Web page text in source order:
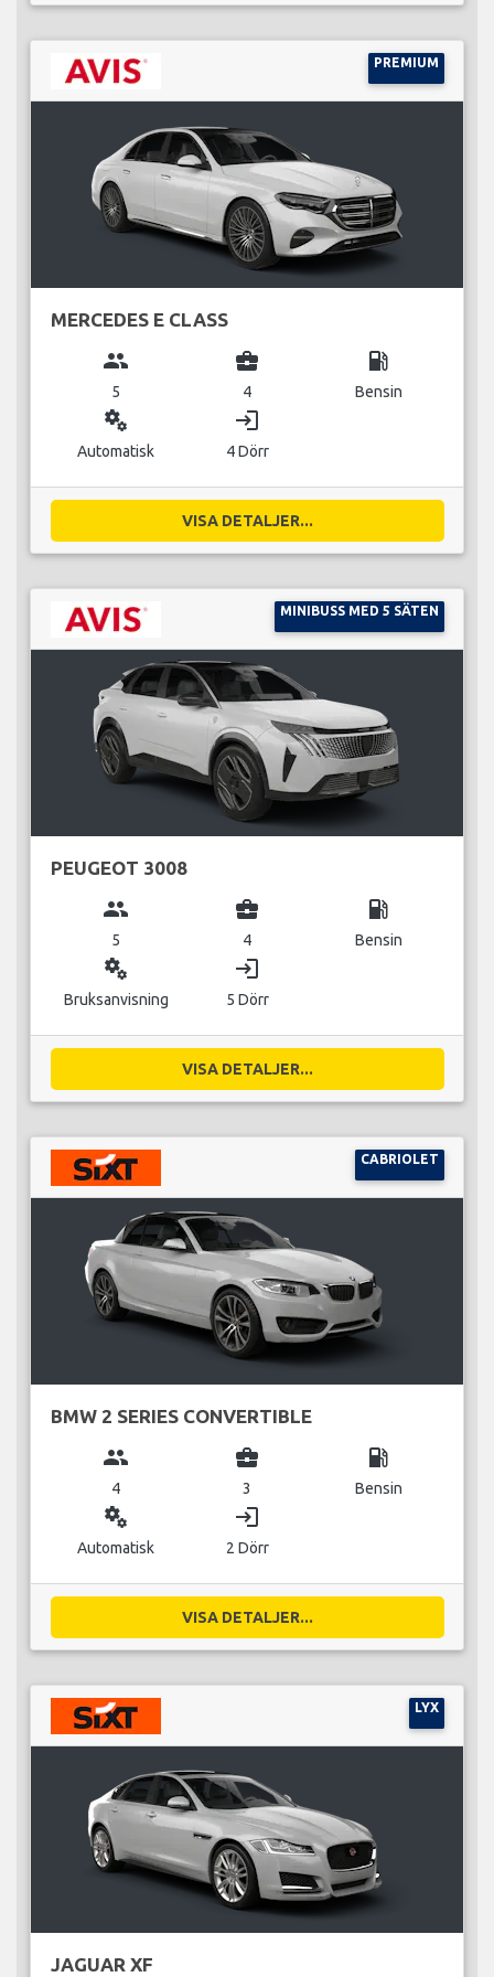
PREMIUM
MERCEDES E CLASS
group
5
business_center
4
local_gas_station
Bensin
miscellaneous_services
Automatisk
login
4 Dörr
VISA DETALJER...
MINIBUSS MED 5 SÄTEN
PEUGEOT 3008
group
5
business_center
4
local_gas_station
Bensin
miscellaneous_services
Bruksanvisning
login
5 Dörr
VISA DETALJER...
CABRIOLET
BMW 2 SERIES CONVERTIBLE
group
4
business_center
3
local_gas_station
Bensin
miscellaneous_services
Automatisk
login
2 Dörr
VISA DETALJER...
LYX
JAGUAR XF